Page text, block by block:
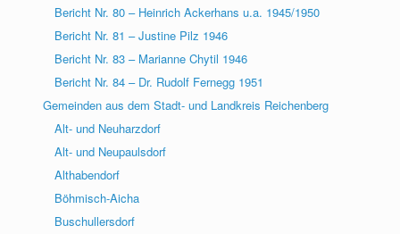
Bericht Nr. 80 – Heinrich Ackerhans u.a. 1945/1950
Bericht Nr. 81 – Justine Pilz 1946
Bericht Nr. 83 – Marianne Chytil 1946
Bericht Nr. 84 – Dr. Rudolf Fernegg 1951
Gemeinden aus dem Stadt- und Landkreis Reichenberg
Alt- und Neuharzdorf
Alt- und Neupaulsdorf
Althabendorf
Böhmisch-Aicha
Buschullersdorf